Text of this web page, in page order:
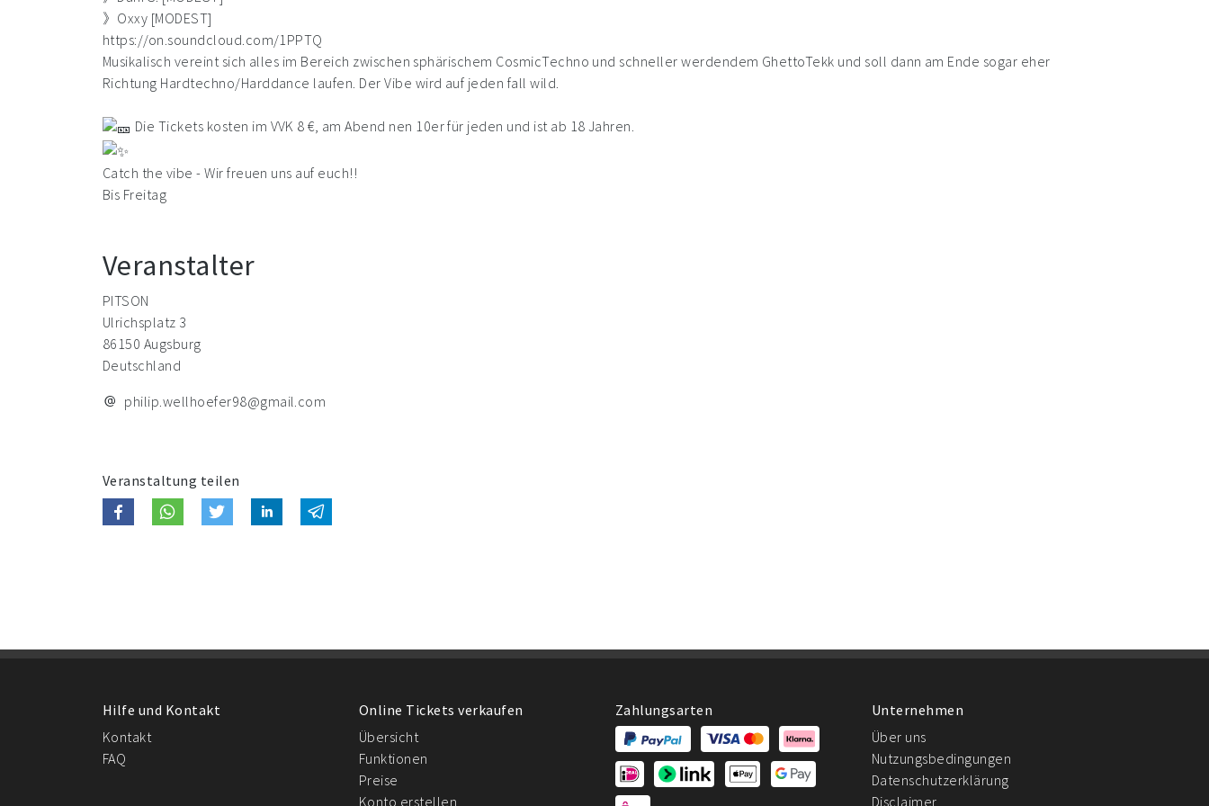
》Oxxy [MODEST]
https://on.soundcloud.com/1PPTQ
Musikalisch vereint sich alles im Bereich zwischen sphärischem CosmicTechno und schneller werdendem GhettoTekk und soll dann am Ende sogar eher
Richtung Hardtechno/Harddance laufen. Der Vibe wird auf jeden fall wild.
Die Tickets kosten im VVK 8 €, am Abend nen 10er für jeden und ist ab 18 Jahren.
Catch the vibe - Wir freuen uns auf euch!!
Bis Freitag
Veranstalter
PITSON
Ulrichsplatz 3
86150 Augsburg
Deutschland
philip.wellhoefer98@gmail.com
Veranstaltung teilen
Hilfe und Kontakt
Kontakt
FAQ
Online Tickets verkaufen
Übersicht
Funktionen
Preise
Konto erstellen
Zahlungsarten
Unternehmen
Über uns
Nutzungsbedingungen
Datenschutzerklärung
Disclaimer